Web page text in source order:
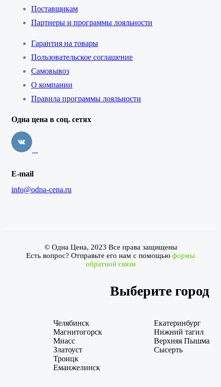
Поставщикам
Партнеры и программы лояльности
Гарантия на товары
Пользовательское соглашение
Самовывоз
О компании
Правила программы лояльности
Одна цена в соц. сетях
E-mail
info@odna-cena.ru
© Одна Цена, 2023 Все права защищены
Есть вопрос? Отправьте его нам с помощью формы
обратной связи
Выберите город
Челябинск
Магнитогорск
Миасс
Златоуст
Троицк
Еманжелинск
Екатеринбург
Нижний тагил
Верхняя Пышма
Сысерть